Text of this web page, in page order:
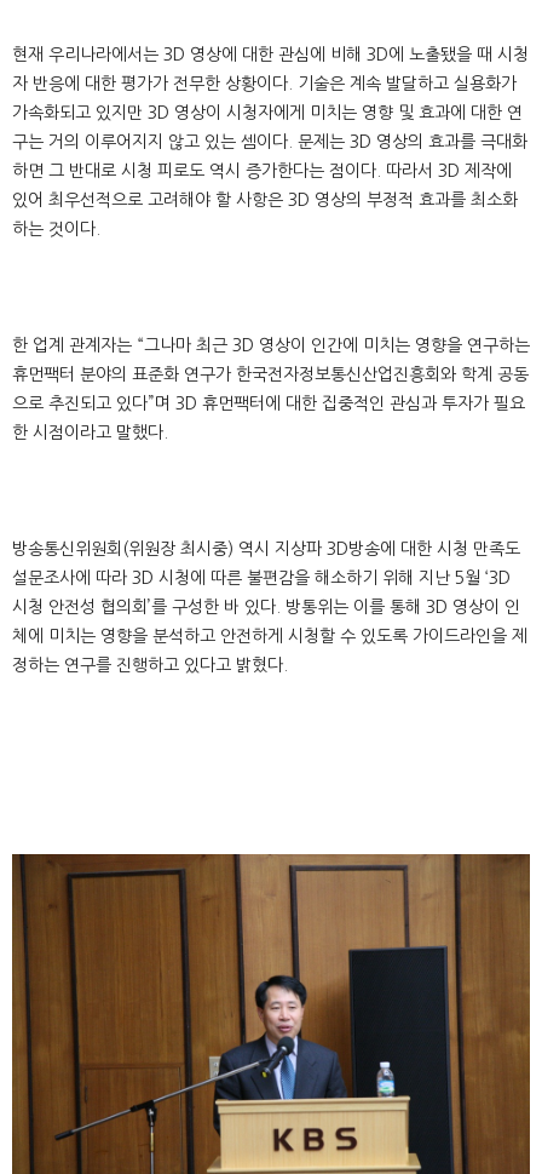
현재 우리나라에서는 3D 영상에 대한 관심에 비해 3D에 노출됐을 때 시청
자 반응에 대한 평가가 전무한 상황이다. 기술은 계속 발달하고 실용화가
가속화되고 있지만 3D 영상이 시청자에게 미치는 영향 및 효과에 대한 연
구는 거의 이루어지지 않고 있는 셈이다. 문제는 3D 영상의 효과를 극대화
하면 그 반대로 시청 피로도 역시 증가한다는 점이다. 따라서 3D 제작에
있어 최우선적으로 고려해야 할 사항은 3D 영상의 부정적 효과를 최소화
하는 것이다.
한 업계 관계자는 “그나마 최근 3D 영상이 인간에 미치는 영향을 연구하는
휴먼팩터 분야의 표준화 연구가 한국전자정보통신산업진흥회와 학계 공동
으로 추진되고 있다”며 3D 휴먼팩터에 대한 집중적인 관심과 투자가 필요
한 시점이라고 말했다.
방송통신위원회(위원장 최시중) 역시 지상파 3D방송에 대한 시청 만족도
설문조사에 따라 3D 시청에 따른 불편감을 해소하기 위해 지난 5월 ‘3D
시청 안전성 협의회’를 구성한 바 있다. 방통위는 이를 통해 3D 영상이 인
체에 미치는 영향을 분석하고 안전하게 시청할 수 있도록 가이드라인을 제
정하는 연구를 진행하고 있다고 밝혔다.